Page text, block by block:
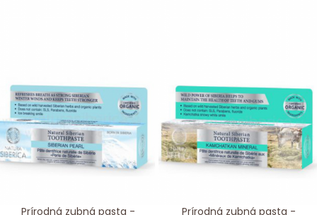
Prírodná zubná pasta -
Prírodná zubná pasta -